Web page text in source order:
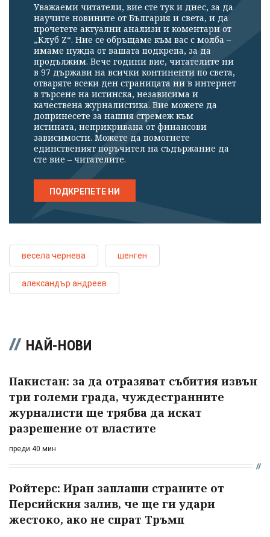
Уважаеми читатели, вие сте тук и днес, за да
научите новините от България и света, и да
прочетете актуални анализи и коментари от
„Клуб Z“. Ние се обръщаме към вас с молба –
имаме нужда от вашата подкрепа, за да
продължим. Вече години вие, читателите ни
в 97 държави на всички континенти по света,
отваряте всеки ден страницата ни в интернет
в търсене на истинска, независима и
качествена журналистика. Вие можете да
допринесете за нашия стремеж към
истината, неприкривана от финансови
зависимости. Можете да помогнете
единственият поръчител на съдържание да
сте вие – читателите.
ПОДКРЕПЕТЕ НИ
весела чернева шенген
александър андреев
НАЙ-НОВИ
Пакистан: за да отразяват събития извън
три големи града, чуждестранните
журналисти ще трябва да искат
разрешение от властите
преди 40 мин
Ройтерс: Иран заплаши страните от
Персийския залив, че ще ги удари
жестоко, ако не спрат Тръмп